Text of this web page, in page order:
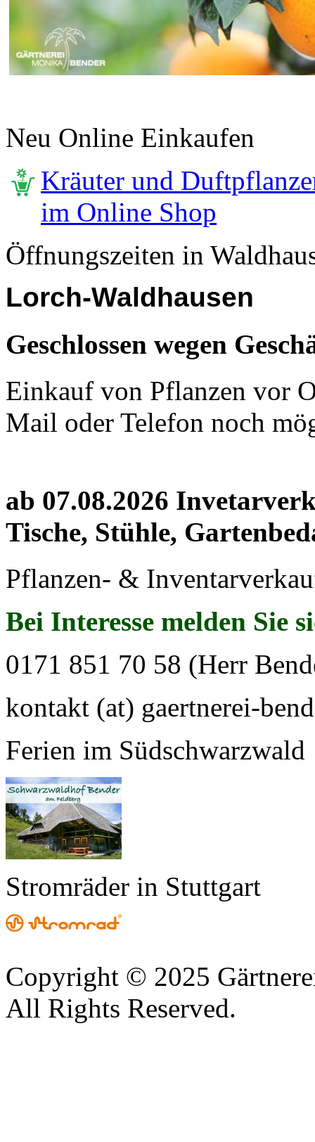
Neu Online Einkaufen
Kräuter und
im Online Shop
Öffnungszeiten in
Lorch-Waldhausen
Geschlossen wegen
Einkauf von Pflanzen vor
Mail oder Telefon noch
ab 07.08.2026
Tische, Stühle,
Pflanzen- &
Bei Interesse melden Sie
0171 851 70 58 (Herr
kontakt (at) gaertnerei-
Ferien im Südschwarzwald
Stromräder in Stuttgart
Copyright © 2025
All Rights Reserved.